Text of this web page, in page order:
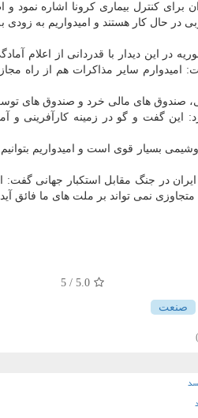
برای کنترل بیماری کرونا اشاره
در حال کار هستند و امیدواریم به زودی
در این دیدار با قدردانی از اعلام
امیدوارم سایر مذاکرات هم از راه
صندوق های مالی خرد و صندوق های
این گفت و گو در زمینه کارآفرینی و
بسیار قوی است و امیدواریم
در جنگ مقابل استکبار جهانی
نمی تواند بر ملت های ما فائق
5.0
/ 5
صنعت